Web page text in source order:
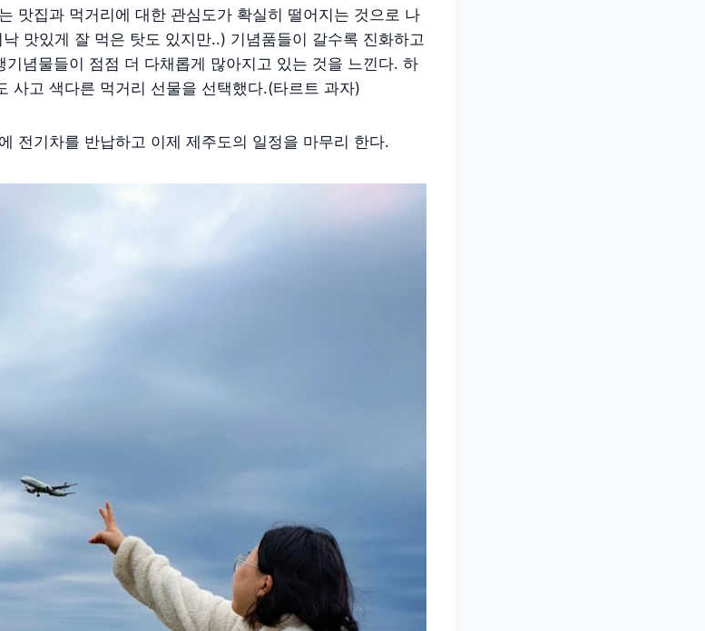
맛집과 먹거리에 대한 관심도가 확실히 떨어지는 것으로 나
맛있게 잘 먹은 탓도 있지만..) 기념품들이 갈수록 진화하고
념물들이 점점 더 다채롭게 많아지고 있는 것을 느낀다. 하
사고 색다른 먹거리 선물을 선택했다.(타르트 과자)
전기차를 반납하고 이제 제주도의 일정을 마무리 한다.